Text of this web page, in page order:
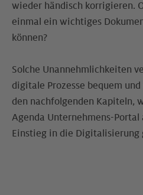
wieder händisch korrigieren.
einmal ein wichtiges
können?
Solche Unannehmlichkeiten
digitale Prozesse bequem
den nachfolgenden Kapiteln,
Agenda Unternehmens-
Einstieg in die Digitalisierung